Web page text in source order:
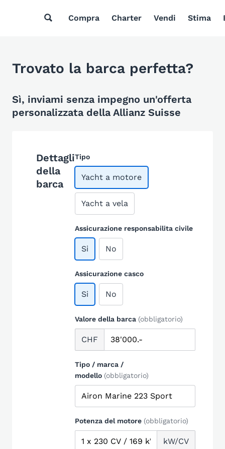
Compra Charter Vendi Stima
Trovato la barca perfetta?
Sì, inviami senza impegno un'offerta
personalizzata della Allianz Suisse
Dettagli
della
barca
Tipo
Yacht a motore
Yacht a vela
Assicurazione responsabilita civile
Si No
Assicurazione casco
Si No
Valore della barca (obbligatorio)
CHF
Tipo / marca /
modello (obbligatorio)
Potenza del motore (obbligatorio)
kW/CV